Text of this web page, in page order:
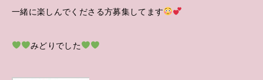
一緒に楽しんでくださる方募集してます
みどりでした